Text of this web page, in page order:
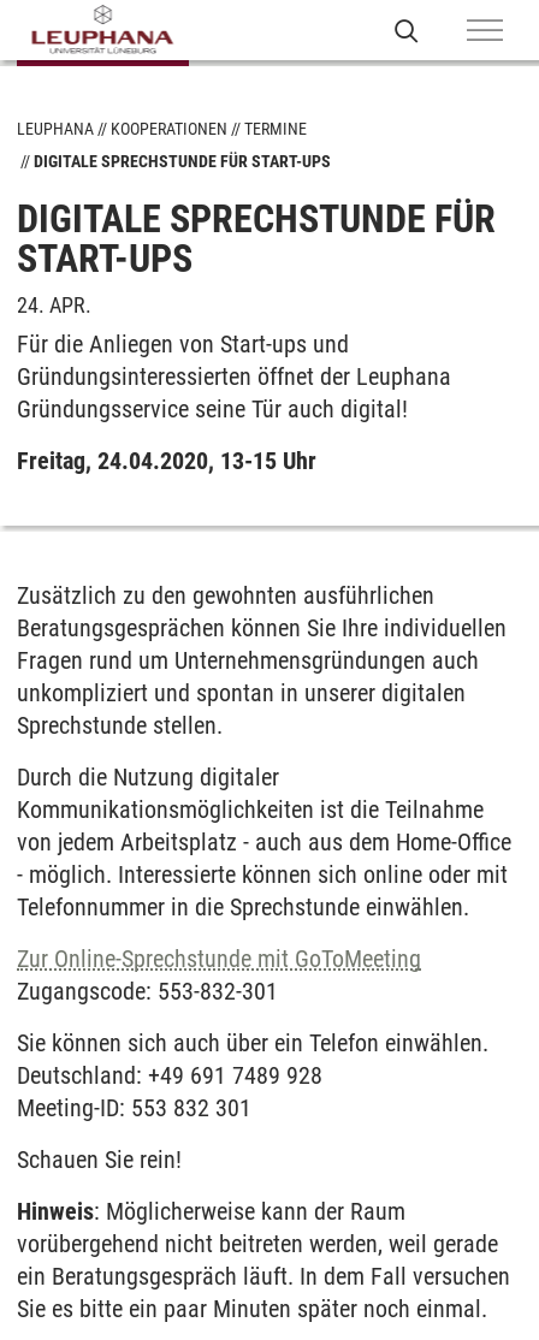
LEUPHANA KOOPERATIONEN
TERMINE
DIGITALE SPRECHSTUNDE FÜR START-UPS
DIGITALE SPRECHSTUNDE FÜR
START-UPS
24. APR.
Für die Anliegen von Start-ups und
Gründungsinteressierten öffnet der Leuphana
Gründungsservice seine Tür auch digital!
Freitag, 24.04.2020, 13-15 Uhr
Zusätzlich zu den gewohnten ausführlichen
Beratungsgesprächen können Sie Ihre individuellen
Fragen rund um Unternehmensgründungen auch
unkompliziert und spontan in unserer digitalen
Sprechstunde stellen.
Durch die Nutzung digitaler
Kommunikationsmöglichkeiten ist die Teilnahme
von jedem Arbeitsplatz - auch aus dem Home-Office
- möglich. Interessierte können sich online oder mit
Telefonnummer in die Sprechstunde einwählen.
Zur Online-Sprechstunde mit GoToMeeting
Zugangscode: 553-832-301
Sie können sich auch über ein Telefon einwählen.
Deutschland: +49 691 7489 928
Meeting-ID: 553 832 301
Schauen Sie rein!
Hinweis: Möglicherweise kann der Raum
vorübergehend nicht beitreten werden, weil gerade
ein Beratungsgespräch läuft. In dem Fall versuchen
Sie es bitte ein paar Minuten später noch einmal.